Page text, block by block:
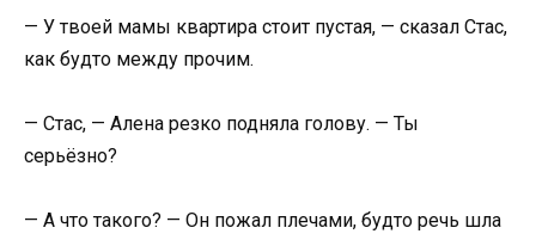
— У твоей мамы квартира стоит пустая, — сказал Стас,
как будто между прочим.
— Стас, — Алена резко подняла голову. — Ты
серьёзно?
— А что такого? — Он пожал плечами, будто речь шла